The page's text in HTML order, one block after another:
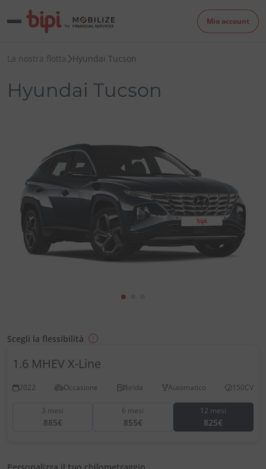
Mio account
La nostra flotta Hyundai Tucson
Hyundai Tucson
Scegli la flessibilità
1.6 MHEV X-Line
2022 Occasione Ibrida Automatico 150CV
3 mesi
885€
6 mesi
855€
12 mesi
825€